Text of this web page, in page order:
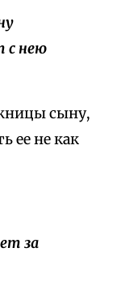
с нею
сыну,
ее не как
за